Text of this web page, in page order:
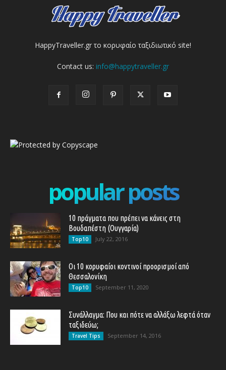
HappyTraveller.gr το κορυφαίο ταξιδιωτικό site!
Contact us: info@happytraveller.gr
popular posts
10 πράγματα που πρέπει να κάνεις στη
Βουδαπέστη (Ουγγαρία)
Top10 July 22, 2016
Οι 10 κορυφαίοι κοντινοί προορισμοί από
Θεσσαλονίκη
Top10 September 11, 2020
Συνάλλαγμα: Που και πότε να αλλάξω λεφτά όταν
ταξιδεύω;
Travel Tips September 14, 2016